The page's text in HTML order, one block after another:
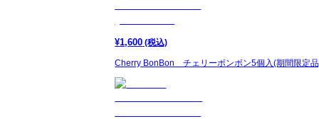
¥1,600 (税込)
Cherry BonBon チェリーボンボン5個入(期間限定